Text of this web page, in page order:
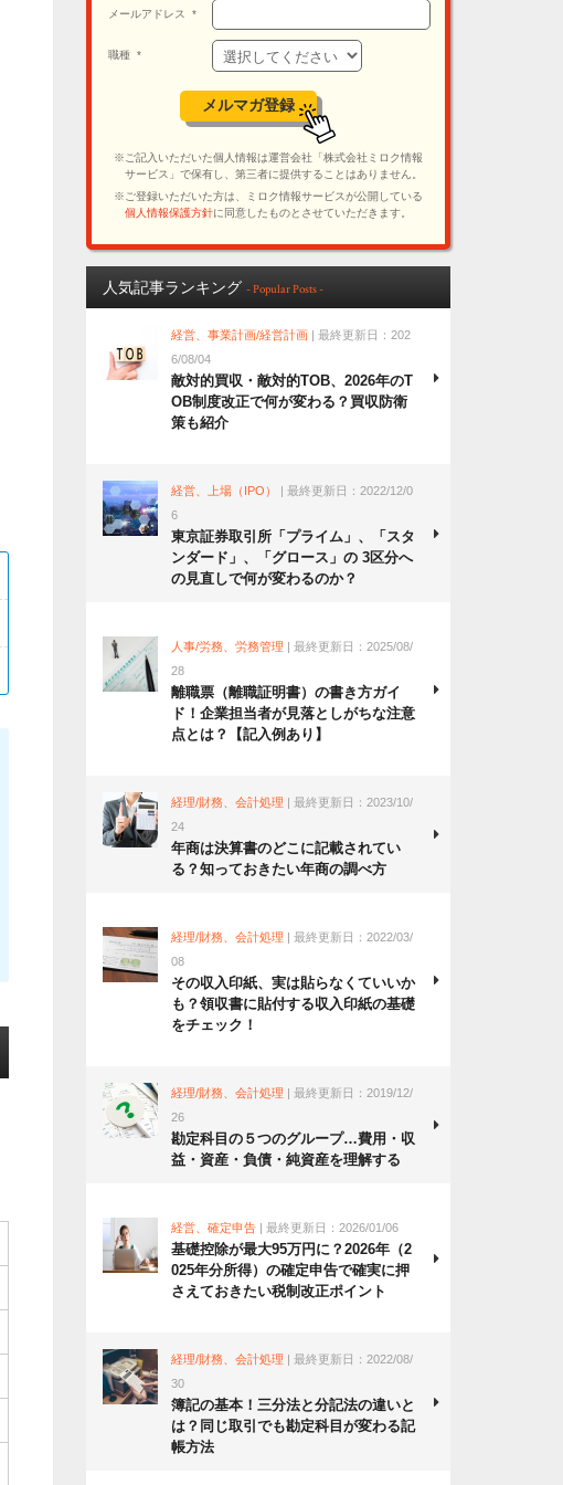
人気記事ランキング - Popular Posts -
経営、事業計画/経営計画 | 最終更新日：202
6/08/04
敵対的買収・敵対的TOB、2026年のT
OB制度改正で何が変わる？買収防衛
策も紹介
経営、上場（IPO）
| 最終更新日：2022/12/0
6
東京証券取引所「プライム」、「スタ
ンダード」、「グロース」の 3区分へ
の見直しで何が変わるのか？
人事/労務、労務管理 | 最終更新日：2025/08/
28
離職票（離職証明書）の書き方ガイ
ド！企業担当者が見落としがちな注意
点とは？【記入例あり】
経理/財務、会計処理 | 最終更新日：2023/10/
24
年商は決算書のどこに記載されてい
る？知っておきたい年商の調べ方
経理/財務、会計処理 | 最終更新日：2022/03/
08
その収入印紙、実は貼らなくていいか
も？領収書に貼付する収入印紙の基礎
をチェック！
経理/財務、会計処理 | 最終更新日：2019/12/
26
勘定科目の５つのグループ…費用・収
益・資産・負債・純資産を理解する
経営、確定申告 | 最終更新日：2026/01/06
基礎控除が最大95万円に？2026年（2
025年分所得）の確定申告で確実に押
さえておきたい税制改正ポイント
経理/財務、会計処理 | 最終更新日：2022/08/
30
簿記の基本！三分法と分記法の違いと
は？同じ取引でも勘定科目が変わる記
帳方法